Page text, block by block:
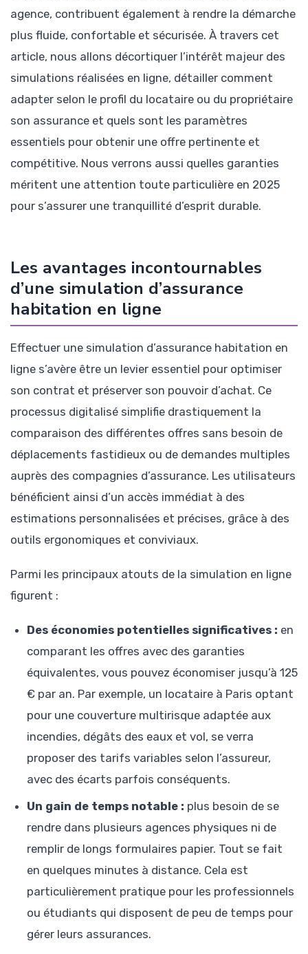
agence, contribuent également à rendre la démarche
plus fluide, confortable et sécurisée. À travers cet
article, nous allons décortiquer l’intérêt majeur des
simulations réalisées en ligne, détailler comment
adapter selon le profil du locataire ou du propriétaire
son assurance et quels sont les paramètres
essentiels pour obtenir une offre pertinente et
compétitive. Nous verrons aussi quelles garanties
méritent une attention toute particulière en 2025
pour s’assurer une tranquillité d’esprit durable.
Les avantages incontournables
d’une simulation d’assurance
habitation en ligne
Effectuer une simulation d’assurance habitation en
ligne s’avère être un levier essentiel pour optimiser
son contrat et préserver son pouvoir d’achat. Ce
processus digitalisé simplifie drastiquement la
comparaison des différentes offres sans besoin de
déplacements fastidieux ou de demandes multiples
auprès des compagnies d’assurance. Les utilisateurs
bénéficient ainsi d’un accès immédiat à des
estimations personnalisées et précises, grâce à des
outils ergonomiques et conviviaux.
Parmi les principaux atouts de la simulation en ligne
figurent :
Des économies potentielles significatives : en
comparant les offres avec des garanties
équivalentes, vous pouvez économiser jusqu’à 125
€ par an. Par exemple, un locataire à Paris optant
pour une couverture multirisque adaptée aux
incendies, dégâts des eaux et vol, se verra
proposer des tarifs variables selon l’assureur,
avec des écarts parfois conséquents.
Un gain de temps notable : plus besoin de se
rendre dans plusieurs agences physiques ni de
remplir de longs formulaires papier. Tout se fait
en quelques minutes à distance. Cela est
particulièrement pratique pour les professionnels
ou étudiants qui disposent de peu de temps pour
gérer leurs assurances.